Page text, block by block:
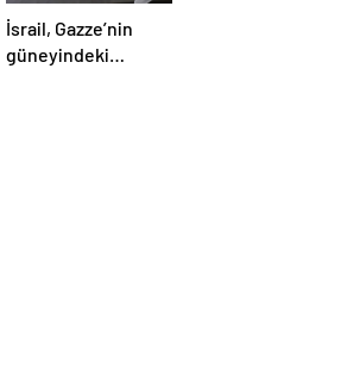
İsrail, Gazze’nin
güneyindeki